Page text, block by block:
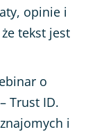
opinie i
tekst jest
o
Trust ID.
i